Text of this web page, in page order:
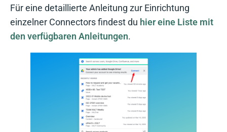
Für eine detaillierte Anleitung zur Einrichtung
einzelner Connectors findest du hier eine Liste mit
den verfügbaren Anleitungen.